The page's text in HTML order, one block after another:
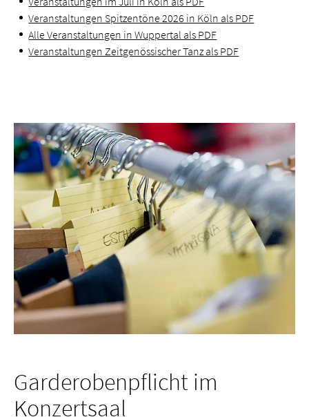
Veranstaltungen Spitzentöne 2026 in Köln als PDF
Alle Veranstaltungen in Wuppertal als PDF
Veranstaltungen Zeitgenössischer Tanz als PDF
Garderobenpflicht im
Konzertsaal